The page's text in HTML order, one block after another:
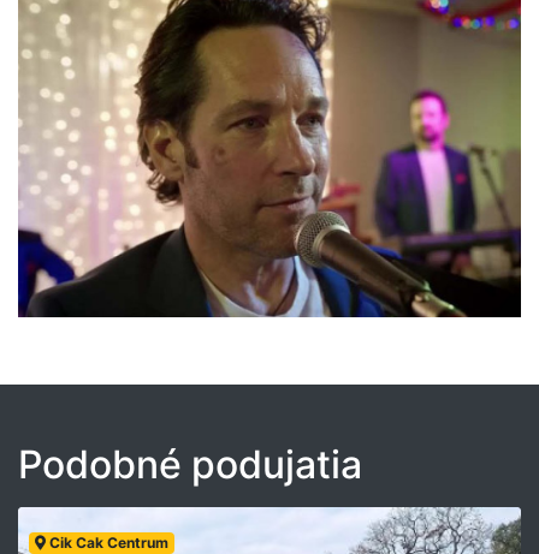
Podobné podujatia
Cik Cak Centrum